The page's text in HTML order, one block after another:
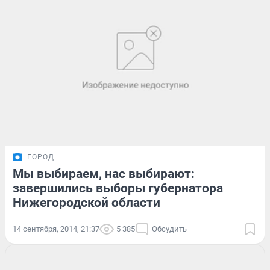
ГОРОД
Мы выбираем, нас выбирают:
завершились выборы губернатора
Нижегородской области
14 сентября, 2014, 21:37 5 385 Обсудить